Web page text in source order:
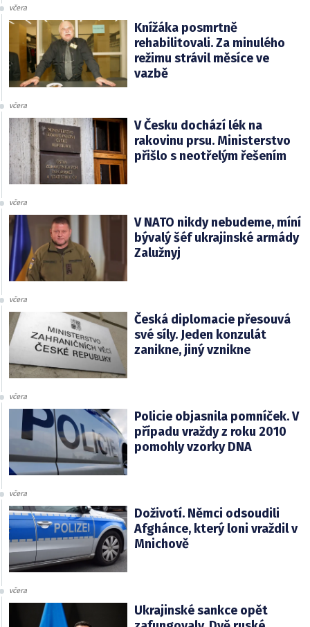
včera
Knížáka posmrtně
rehabilitovali. Za minulého
režimu strávil měsíce ve
vazbě
včera
V Česku dochází lék na
rakovinu prsu. Ministerstvo
přišlo s neotřelým řešením
včera
V NATO nikdy nebudeme, míní
bývalý šéf ukrajinské armády
Zalužnyj
včera
Česká diplomacie přesouvá
své síly. Jeden konzulát
zanikne, jiný vznikne
včera
Policie objasnila pomníček. V
případu vraždy z roku 2010
pomohly vzorky DNA
včera
Doživotí. Němci odsoudili
Afghánce, který loni vraždil v
Mnichově
včera
Ukrajinské sankce opět